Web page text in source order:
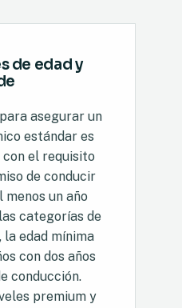
de edad y
asegurar un
estándar es
con el requisito
de conducir
un año
categorías de
la edad mínima
con dos años
conducción.
premium y